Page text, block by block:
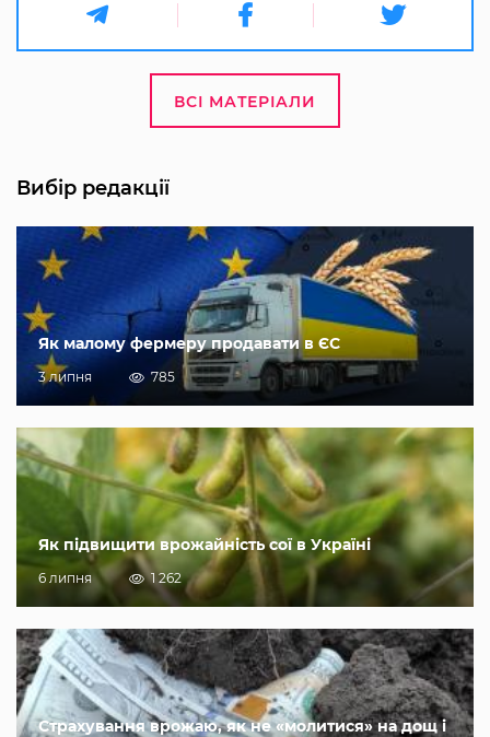
ВСІ МАТЕРІАЛИ
Вибір редакції
Як малому фермеру продавати в ЄС
3 липня 785
Як підвищити врожайність сої в Україні
6 липня 1 262
Страхування врожаю, як не «молитися» на дощ і